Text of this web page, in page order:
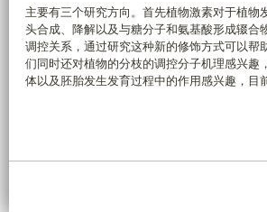
主要有三个研究方向。首先植物激素对于植
头合成、降解以及与糖分子和氨基酸形成辍
调控关系，通过研究这种新的修饰方式可以帮
们同时还对植物的分枝的调控分子机理感兴
体以及胚胎发生发育过程中的作用感兴趣，